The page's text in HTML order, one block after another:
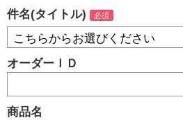
件名(タイトル)
オーダーＩＤ
商品名